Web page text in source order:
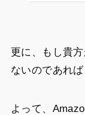
更に、もし貴
ないのであれ
よって、